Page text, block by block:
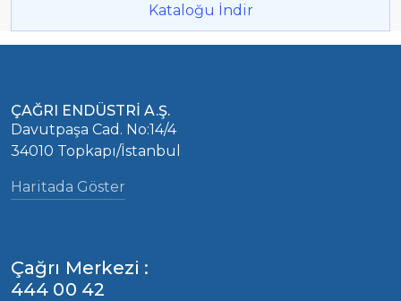
Kataloğu İndir
ÇAĞRI ENDÜSTRİ A.Ş.
Davutpaşa Cad. No:14/4
34010 Topkapı/İstanbul
Haritada Göster
Çağrı Merkezi :
444 00 42